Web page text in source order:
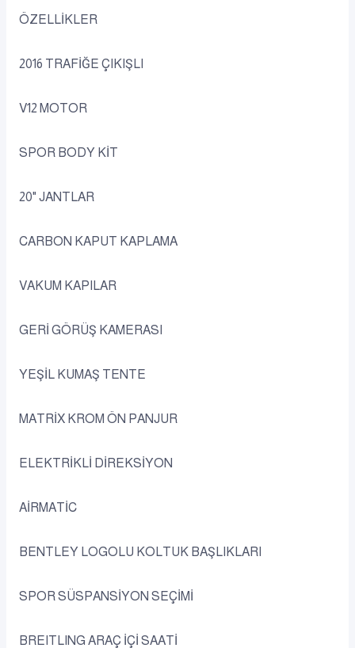
ÖZELLİKLER
2016 TRAFİĞE ÇIKIŞLI
V12 MOTOR
SPOR BODY KİT
20" JANTLAR
CARBON KAPUT KAPLAMA
VAKUM KAPILAR
GERİ GÖRÜŞ KAMERASI
YEŞİL KUMAŞ TENTE
MATRİX KROM ÖN PANJUR
ELEKTRİKLİ DİREKSİYON
AİRMATİC
BENTLEY LOGOLU KOLTUK BAŞLIKLARI
SPOR SÜSPANSİYON SEÇİMİ
BREITLING ARAÇ İÇİ SAATİ